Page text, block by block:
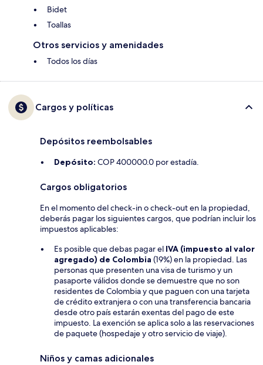
Bidet
Toallas
Otros servicios y amenidades
Todos los días
Cargos y políticas
Depósitos reembolsables
Depósito: COP 400000.0 por estadía.
Cargos obligatorios
En el momento del check-in o check-out en la propiedad,
deberás pagar los siguientes cargos, que podrían incluir los
impuestos aplicables:
Es posible que debas pagar el IVA (impuesto al valor
agregado) de Colombia (19%) en la propiedad. Las
personas que presenten una visa de turismo y un
pasaporte válidos donde se demuestre que no son
residentes de Colombia y que paguen con una tarjeta
de crédito extranjera o con una transferencia bancaria
desde otro país estarán exentas del pago de este
impuesto. La exención se aplica solo a las reservaciones
de paquete (hospedaje y otro servicio de viaje).
Niños y camas adicionales